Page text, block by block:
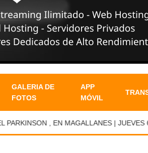
GALERIA DE
FOTOS
APP
MÓVIL
, EN MAGALLANES | JUEVES 6